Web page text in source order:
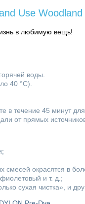
Use Woodland
в любимую вещь!
воды.
40 °C).
в течение 45 минут
от прямых
смесей окрасятся в
и т. д.;
сухая чистка», и